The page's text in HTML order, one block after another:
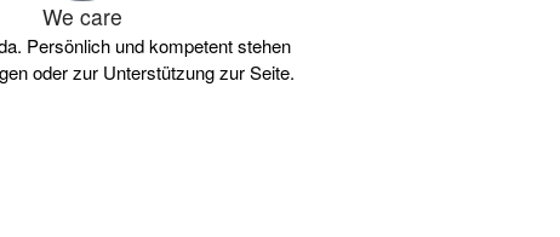
We care
Persönlich und kompetent stehen
oder zur Unterstützung zur Seite.